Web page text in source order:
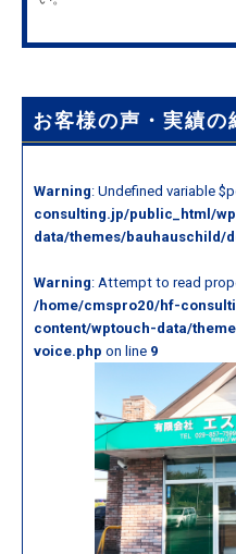
お客様の声・実績の
Warning: Undefined variable
consulting.jp/public_html/
data/themes/bauhauschild/
Warning: Attempt to read
/home/cmspro20/hf-
content/wptouch-data/
voice.php on line 9